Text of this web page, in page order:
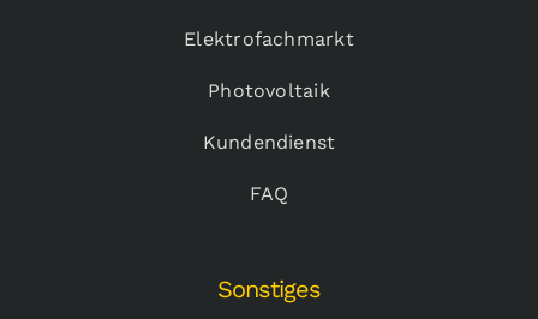
Elektrofachmarkt
Photovoltaik
Kundendienst
FAQ
Sonstiges